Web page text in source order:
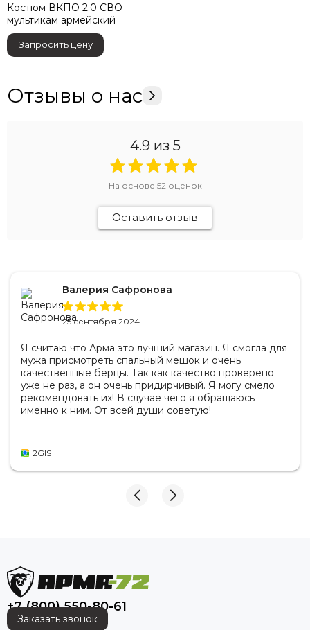
Костюм ВКПО 2.0 СВО
мультикам армейский
Запросить цену
Отзывы о нас
4.9 из 5
На основе 52 оценок
Оставить отзыв
Валерия Сафронова
25 сентября 2024
Я считаю что Арма это лучший магазин. Я смогла для
мужа присмотреть спальный мешок и очень
качественные берцы. Так как качество проверено
уже не раз, а он очень придирчивый. Я могу смело
рекомендовать их! В случае чего я обращаюсь
именно к ним. От всей души советую!
2GIS
+7 (800) 550-80-61
Заказать звонок